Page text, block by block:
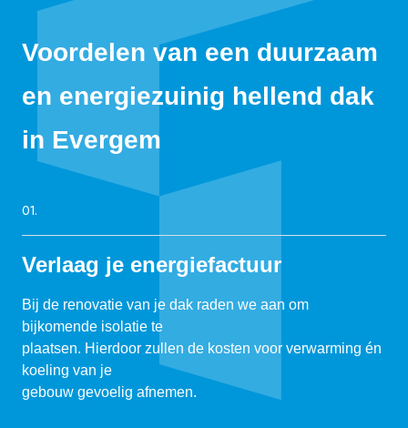
Voordelen van een duurzaam
en energiezuinig hellend dak
in Evergem
01.
Verlaag je energiefactuur
Bij de renovatie van je dak raden we aan om
bijkomende isolatie te
plaatsen. Hierdoor zullen de kosten voor verwarming én
koeling van je
gebouw gevoelig afnemen.